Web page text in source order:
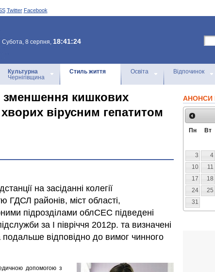
Twitter Facebook
Субота, 8 серпня, 18:41:24
Культурна
Чернігівщина
Стиль життя Освіта Відпочинок
зменшення кишкових
вірусним гепатитом
на засіданні колегії
ГДСЛ районів, міст області,
підрозділами облСЕС підведені
за І півріччя 2012р. та визначені
подальше відповідно до вимог чинного
допомогою з
АНОНСИ
Пн Вт
3
4
10
11
17
18
24
25
31